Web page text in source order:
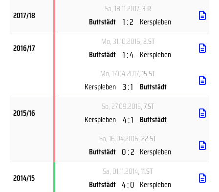
2017/18
Sa, 18.11.2017, 3.R
Buttstädt 1 : 2 Kerspleben
2016/17
Mo, 31.10.2016, 2.ST
Buttstädt 1 : 4 Kerspleben
Mo, 17.04.2017, 15.ST
Kerspleben 3 : 1 Buttstädt
2015/16
So, 27.09.2015, 7.ST
Kerspleben 4 : 1 Buttstädt
Sa, 16.04.2016, 22.ST
Buttstädt 0 : 2 Kerspleben
2014/15
Sa, 01.11.2014, 11.ST
Buttstädt 4 : 0 Kerspleben